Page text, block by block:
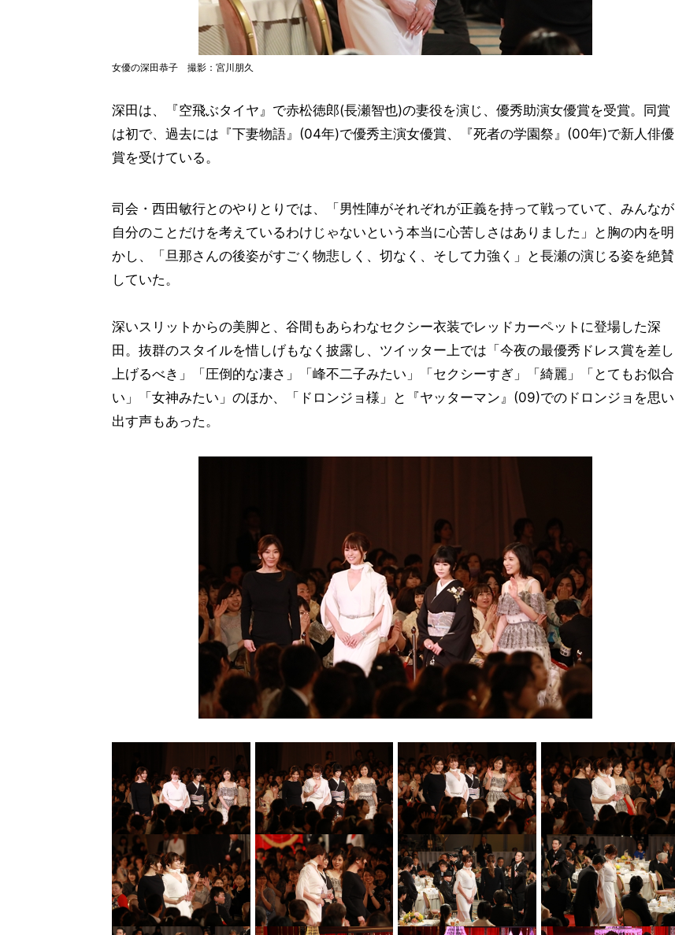
女優の深田恭子 撮影：宮川朋久
深田は、『空飛ぶタイヤ』で赤松徳郎(長瀬智也)の妻役を演じ、優秀助演女優賞を受賞。同賞
は初で、過去には『下妻物語』(04年)で優秀主演女優賞、『死者の学園祭』(00年)で新人俳優
賞を受けている。
司会・西田敏行とのやりとりでは、「男性陣がそれぞれが正義を持って戦っていて、みんなが
自分のことだけを考えているわけじゃないという本当に心苦しさはありました」と胸の内を明
かし、「旦那さんの後姿がすごく物悲しく、切なく、そして力強く」と長瀬の演じる姿を絶賛
していた。
深いスリットからの美脚と、谷間もあらわなセクシー衣装でレッドカーペットに登場した深
田。抜群のスタイルを惜しげもなく披露し、ツイッター上では「今夜の最優秀ドレス賞を差し
上げるべき」「圧倒的な凄さ」「峰不二子みたい」「セクシーすぎ」「綺麗」「とてもお似合
い」「女神みたい」のほか、「ドロンジョ様」と『ヤッターマン』(09)でのドロンジョを思い
出す声もあった。